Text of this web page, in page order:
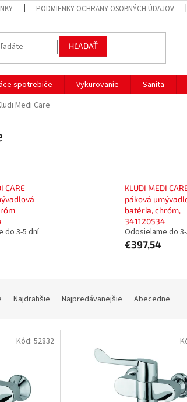
PODMIENKY OCHRANY OSOBNÝCH ÚDAJOV
HĽADAŤ
spotrebiče Vykurovanie Sanita
Medi Care
CARE
do 3-5 dní
KLUDI MEDI
páková
batéria, chróm,
341120534
Odosielame do
€397,54
Najdrahšie Najpredávanejšie Abecedne
Kód: 52832